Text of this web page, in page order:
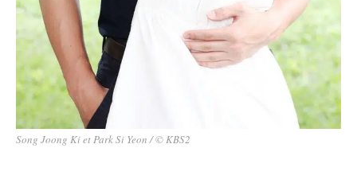
Song Joong Ki et Park Si Yeon / © KBS2